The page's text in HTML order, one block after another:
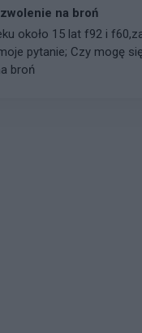
na broń
około 15 lat f92 i
pytanie; Czy mogę
broń